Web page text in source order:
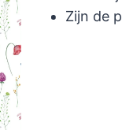
Zijn de